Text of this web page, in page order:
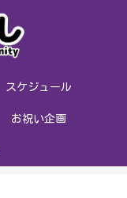
スケジュール
お祝い企画